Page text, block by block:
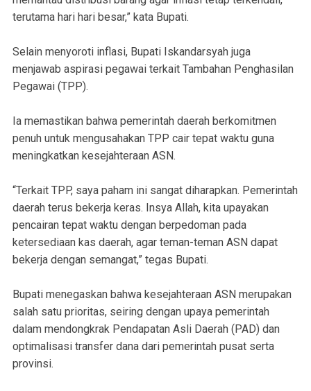
terutama hari hari besar,” kata Bupati.
‎Selain menyoroti inflasi, Bupati Iskandarsyah juga
menjawab aspirasi pegawai terkait Tambahan Penghasilan
Pegawai (TPP).
Ia memastikan bahwa pemerintah daerah berkomitmen
penuh untuk mengusahakan TPP cair tepat waktu guna
meningkatkan kesejahteraan ASN.
“Terkait TPP, saya paham ini sangat diharapkan. Pemerintah
daerah terus bekerja keras. Insya Allah, kita upayakan
pencairan tepat waktu dengan berpedoman pada
ketersediaan kas daerah, agar teman-teman ASN dapat
bekerja dengan semangat,” tegas Bupati.
‎Bupati menegaskan bahwa kesejahteraan ASN merupakan
salah satu prioritas, seiring dengan upaya pemerintah
dalam mendongkrak Pendapatan Asli Daerah (PAD) dan
optimalisasi transfer dana dari pemerintah pusat serta
provinsi.